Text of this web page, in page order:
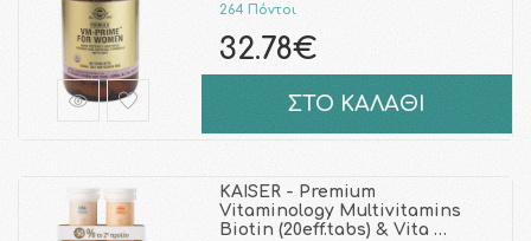
264 Πόντοι
32.78€
ΣΤΟ ΚΑΛΑΘΙ
KAISER - Premium
Vitaminology Multivitamins
Biotin (20eff.tabs) & Vita …